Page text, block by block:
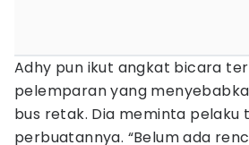
Adhy pun ikut angkat bicara
pelemparan yang
bus retak. Dia meminta pelaku
perbuatannya. “Belum ada